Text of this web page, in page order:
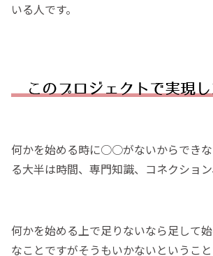
いる人です。
何かを始める時に○○がないからでき
る大半は時間、専門知識、コネクション
何かを始める上で足りないなら足して
なことですがそうもいかないというこ